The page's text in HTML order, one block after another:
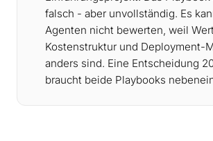
falsch - aber unvollständig. Es
Agenten nicht bewerten, weil
Kostenstruktur und Deployment-
anders sind. Eine Entscheidung
braucht beide Playbooks